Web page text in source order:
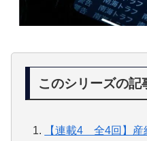
このシリーズの記
【連載4 全4回】産